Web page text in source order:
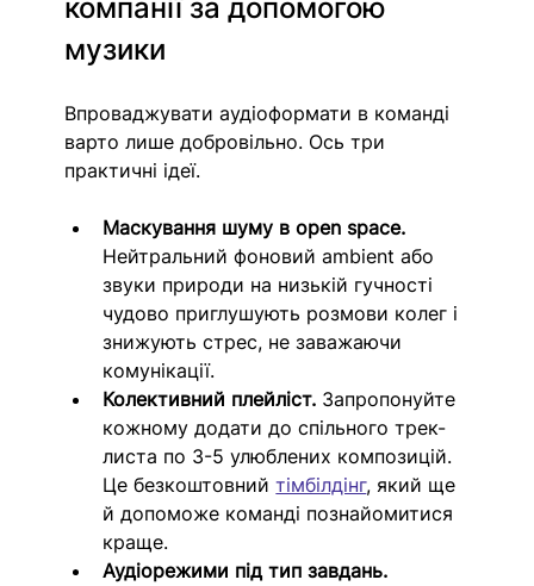
компанії за допомогою
музики
Впроваджувати аудіоформати в команді
варто лише добровільно. Ось три
практичні ідеї.
Маскування шуму в open space.
Нейтральний фоновий ambient або
звуки природи на низькій гучності
чудово приглушують розмови колег і
знижують стрес, не заважаючи
комунікації.
Колективний плейліст. Запропонуйте
кожному додати до спільного трек-
листа по 3-5 улюблених композицій.
Це безкоштовний тімбілдінг, який ще
й допоможе команді познайомитися
краще.
Аудіорежими під тип завдань.